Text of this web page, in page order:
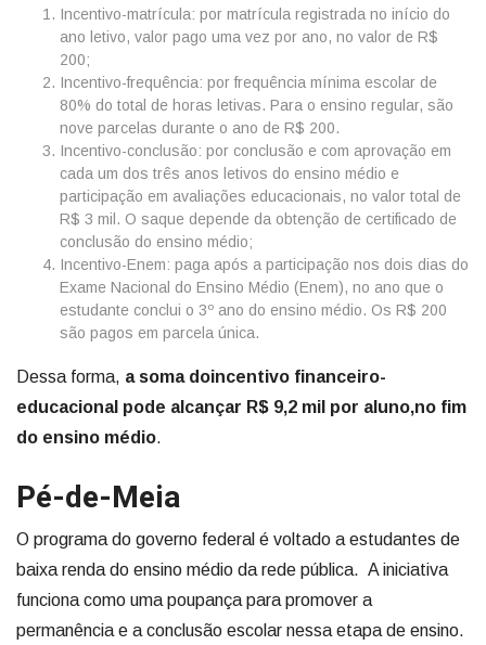
Incentivo-matrícula: por matrícula registrada no início do
ano letivo, valor pago uma vez por ano, no valor de R$
200;
Incentivo-frequência: por frequência mínima escolar de
80% do total de horas letivas. Para o ensino regular, são
nove parcelas durante o ano de R$ 200.
Incentivo-conclusão: por conclusão e com aprovação em
cada um dos três anos letivos do ensino médio e
participação em avaliações educacionais, no valor total de
R$ 3 mil. O saque depende da obtenção de certificado de
conclusão do ensino médio;
Incentivo-Enem: paga após a participação nos dois dias do
Exame Nacional do Ensino Médio (Enem), no ano que o
estudante conclui o 3º ano do ensino médio. Os R$ 200
são pagos em parcela única.
Dessa forma, a soma doincentivo financeiro-
educacional pode alcançar R$ 9,2 mil por aluno,no fim
do ensino médio.
Pé-de-Meia
O programa do governo federal é voltado a estudantes de
baixa renda do ensino médio da rede pública. A iniciativa
funciona como uma poupança para promover a
permanência e a conclusão escolar nessa etapa de ensino.